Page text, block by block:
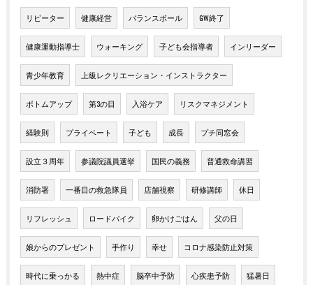
リピーター 健康経営 バランスボール GW終了
健康運動指導士 ウォーキング 子ども会指導者 インリーダー
青少年教育 上級レクリエーション・インストラクター
ボトムアップ 第3の目 入浴ケア リスクマネジメント
経験則 プライベート 子ども 成長 プチ同窓会
設立３周年 参議院議員選挙 国民の義務 普通救命講習
消防署 一番目の救急隊員 店舗視察 研修講師 休日
リフレッシュ ロードバイク 卵かけごはん 父の日
娘からのプレゼント 手作り 幸せ コロナ感染防止対策
時代に乗っかる 熱中症 脳卒中予防 心疾患予防 猛暑日